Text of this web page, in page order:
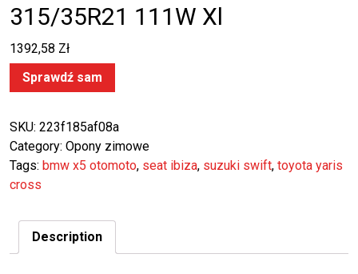
315/35R21 111W Xl
1392,58 Zł
Sprawdź sam
SKU: 223f185af08a
Category: Opony zimowe
Tags: bmw x5 otomoto, seat ibiza, suzuki swift, toyota yaris
cross
Description